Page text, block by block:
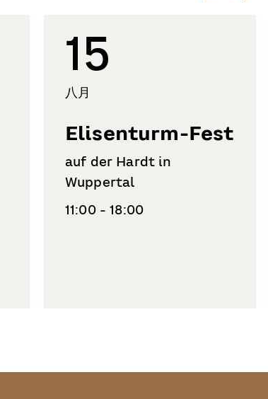
15
八月
Elisenturm-Fest
auf der Hardt in
Wuppertal
11:00 - 18:00